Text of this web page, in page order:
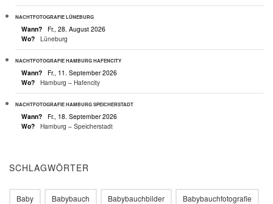
NACHTFOTOGRAFIE LÜNEBURG
Wann?
Fr., 28. August 2026
Wo?
Lüneburg
NACHTFOTOGRAFIE HAMBURG HAFENCITY
Wann?
Fr., 11. September 2026
Wo?
Hamburg – Hafencity
NACHTFOTOGRAFIE HAMBURG SPEICHERSTADT
Wann?
Fr., 18. September 2026
Wo?
Hamburg – Speicherstadt
SCHLAGWÖRTER
Baby Babybauch Babybauchbilder Babybauchfotografie